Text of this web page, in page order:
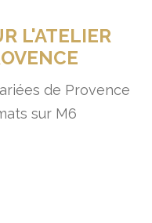
L'ATELIER
de Provence
sur M6